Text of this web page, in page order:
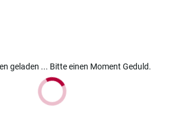
geladen ... Bitte einen Moment Geduld.